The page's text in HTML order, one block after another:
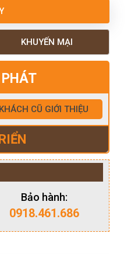
KHUYẾN MẠI
KHÁCH CŨ GIỚI THIỆU
Bảo hành:
0918.461.686